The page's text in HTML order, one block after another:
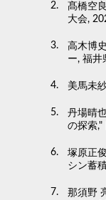
髙橋空
大会,
高木博
ー, 福井
美馬未
丹場晴
の探索,"
塚原正
シン蓄
那須野